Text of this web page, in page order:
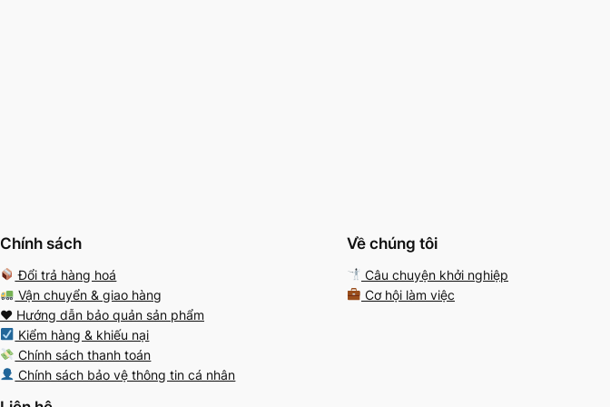
Chính sách
Đổi trả hàng hoá
Vận chuyển & giao hàng
♥️ Hướng dẫn bảo quản sản phẩm
Kiểm hàng & khiếu nại
Chính sách thanh toán
Chính sách bảo vệ thông tin cá nhân
Về chúng tôi
Câu chuyện khởi nghiệp
Cơ hội làm việc